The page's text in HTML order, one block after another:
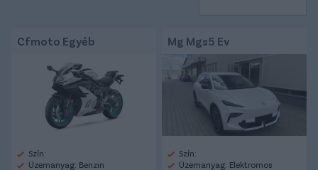
Cfmoto Egyéb
Szín:
Üzemanyag: Benzin
Mg Mgs5 Ev
Szín:
Üzemanyag: Elektromos